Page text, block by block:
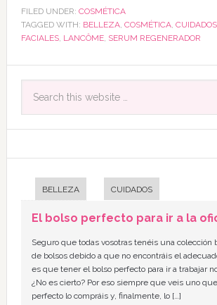
FILED UNDER: COSMÉTICA
TAGGED WITH: BELLEZA, COSMÉTICA, CUIDADOS,
FACIALES, LANCÔME, SERUM REGENERADOR
BELLEZA CUIDADOS
El bolso perfecto para ir a la
Seguro que todas vosotras tenéis una colección
de bolsos debido a que no encontráis el
es que tener el bolso perfecto para ir a trabajar
¿No es cierto? Por eso siempre que veis uno
perfecto lo compráis y, finalmente, lo […]